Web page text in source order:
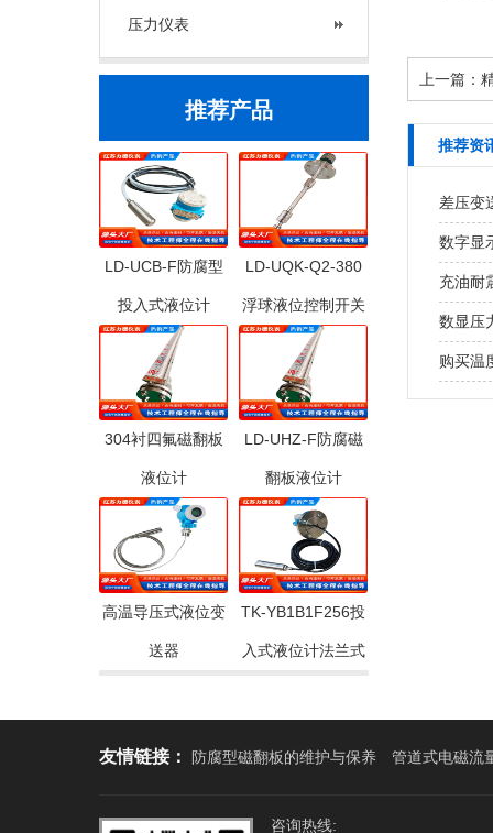
压力仪表
推荐产品
LD-UCB-F防腐型
投入式液位计
LD-UQK-Q2-380
浮球液位控制开关
304衬四氟磁翻板
液位计
LD-UHZ-F防腐磁
翻板液位计
高温导压式液位变
送器
TK-YB1B1F256投
入式液位计法兰式
上一篇：
推荐资
差压变
数字显
充油耐
数显压
购买温
友情链接： 防腐型磁翻板的维护与保养 管道式电磁流
咨询热线: